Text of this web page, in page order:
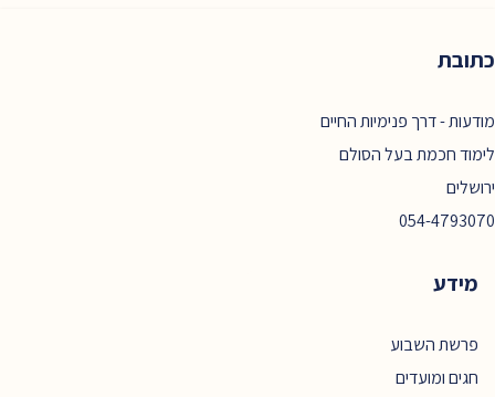
כתובת
מודעות - דרך פנימיות החיים
לימוד חכמת בעל הסולם
ירושלים
054-4793070
מידע
פרשת השבוע
חגים ומועדים